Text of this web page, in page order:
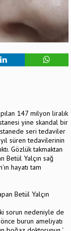
147 milyon liralık
yine skandal bir
seri tedaviler
süren tedavilerinin
Gözlük takmaktan
Betül Yalçın sağ
hayatı tam
Betül Yalçın
sorun nedeniyle de
burun ameliyatı